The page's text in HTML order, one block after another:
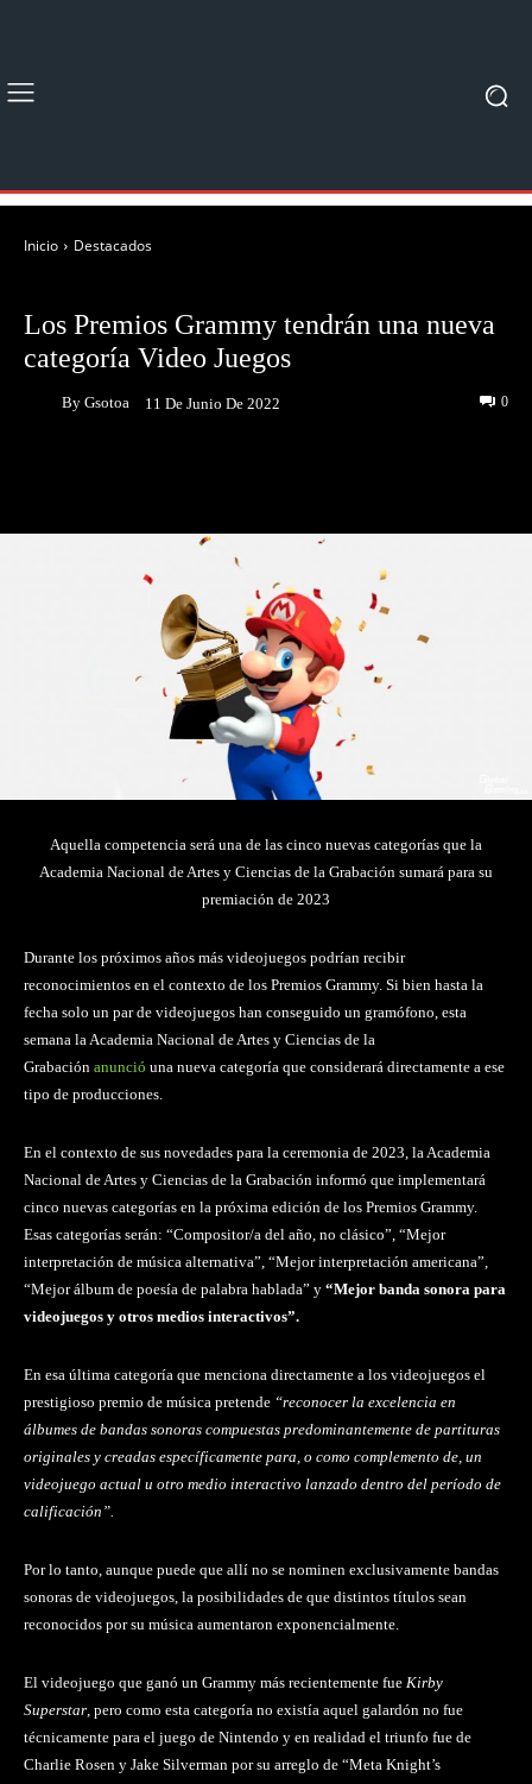
Inicio Destacados
Los Premios Grammy tendrán una nueva
categoría Video Juegos
By Gsotoa 11 De Junio De 2022 0
Aquella competencia será una de las cinco nuevas categorías que la
Academia Nacional de Artes y Ciencias de la Grabación sumará para su
premiación de 2023
Durante los próximos años más videojuegos podrían recibir
reconocimientos en el contexto de los Premios Grammy. Si bien hasta la
fecha solo un par de videojuegos han conseguido un gramófono, esta
semana la Academia Nacional de Artes y Ciencias de la
Grabación anunció una nueva categoría que considerará directamente a ese
tipo de producciones.
En el contexto de sus novedades para la ceremonia de 2023, la Academia
Nacional de Artes y Ciencias de la Grabación informó que implementará
cinco nuevas categorías en la próxima edición de los Premios Grammy.
Esas categorías serán: “Compositor/a del año, no clásico”, “Mejor
interpretación de música alternativa”, “Mejor interpretación americana”,
“Mejor álbum de poesía de palabra hablada” y “Mejor banda sonora para
videojuegos y otros medios interactivos”.
En esa última categoría que menciona directamente a los videojuegos el
prestigioso premio de música pretende “reconocer la excelencia en
álbumes de bandas sonoras compuestas predominantemente de partituras
originales y creadas específicamente para, o como complemento de, un
videojuego actual u otro medio interactivo lanzado dentro del período de
calificación”.
Por lo tanto, aunque puede que allí no se nominen exclusivamente bandas
sonoras de videojuegos, la posibilidades de que distintos títulos sean
reconocidos por su música aumentaron exponencialmente.
El videojuego que ganó un Grammy más recientemente fue Kirby
Superstar , pero como esta categoría no existía aquel galardón no fue
técnicamente para el juego de Nintendo y en realidad el triunfo fue de
Charlie Rosen y Jake Silverman por su arreglo de “Meta Knight’s